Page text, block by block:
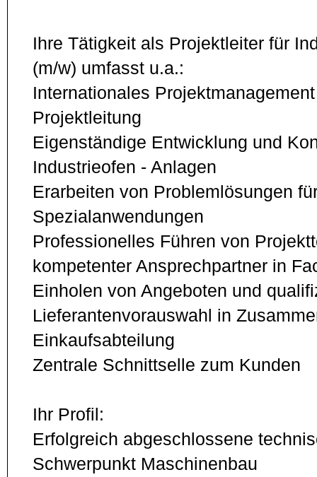
Ihre Tätigkeit als Projektleiter für
(m/w) umfasst u.a.:
Internationales
Projektleitung
Eigenständige Entwicklung und
Industrieofen - Anlagen
Erarbeiten von Problemlösungen
Spezialanwendungen
Professionelles Führen von
kompetenter Ansprechpartner in
Einholen von Angeboten und
Lieferantenvorauswahl in
Einkaufsabteilung
Zentrale Schnittselle zum Kunden
Ihr Profil:
Erfolgreich abgeschlossene
Schwerpunkt Maschinenbau